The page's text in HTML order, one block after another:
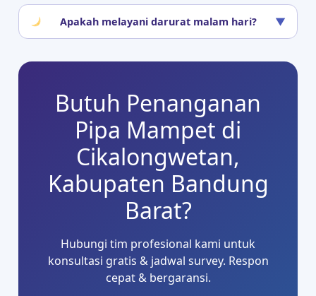
Apakah melayani darurat malam hari? ▼
Butuh Penanganan
Pipa Mampet di
Cikalongwetan,
Kabupaten Bandung
Barat?
Hubungi tim profesional kami untuk
konsultasi gratis & jadwal survey. Respon
cepat & bergaransi.